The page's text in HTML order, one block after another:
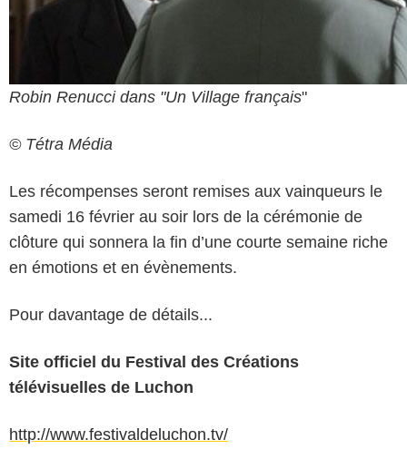
Robin Renucci dans "Un Village français"
© Tétra Média
Les récompenses seront remises aux vainqueurs le
samedi 16 février au soir lors de la cérémonie de
clôture qui sonnera la fin d’une courte semaine riche
en émotions et en évènements.
Pour davantage de détails...
Site officiel du Festival des Créations
télévisuelles de Luchon
http://www.festivaldeluchon.tv/